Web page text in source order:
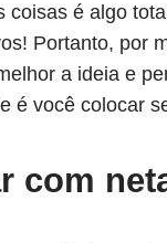
coisas é algo
Portanto, por
a ideia e
é você colocar
com